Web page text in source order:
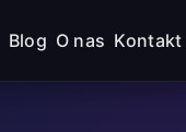
Blog O nas Kontakt